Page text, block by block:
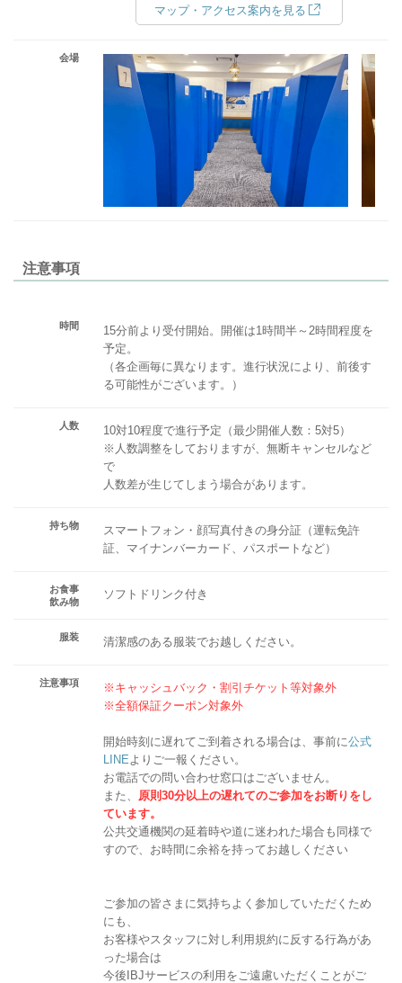
マップ・アクセス案内を見る
会場
注意事項
時間
15分前より受付開始。開催は1時間半～2時間程度を
予定。
（各企画毎に異なります。進行状況により、前後す
る可能性がございます。）
人数
10対10程度で進行予定（最少開催人数：5対5）
※人数調整をしておりますが、無断キャンセルなど
で
人数差が生じてしまう場合があります。
持ち物
スマートフォン・顔写真付きの身分証（運転免許
証、マイナンバーカード、パスポートなど）
お食事
飲み物
ソフトドリンク付き
服装 清潔感のある服装でお越しください。
注意事項
※キャッシュバック・割引チケット等対象外
※全額保証クーポン対象外
開始時刻に遅れてご到着される場合は、事前に公式
LINE よりご一報ください。
お電話での問い合わせ窓口はございません。
また、 原則30分以上の遅れてのご参加をお断りをし
ています。
公共交通機関の延着時や道に迷われた場合も同様で
すので、お時間に余裕を持ってお越しください
ご参加の皆さまに気持ちよく参加していただくため
にも、
お客様やスタッフに対し利用規約に反する行為があ
った場合は
今後IBJサービスの利用をご遠慮いただくことがご